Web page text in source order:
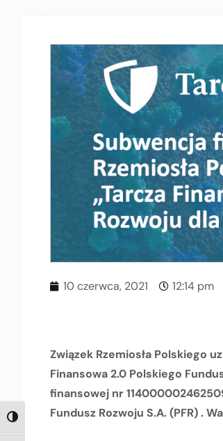
TOGGLE HIGH CONTRAST
10 czerwca, 2021 12:14 pm
Związek Rzemiosła Polskiego
Finansowa 2.0 Polskiego
finansowej nr
Fundusz Rozwoju S.A. (PFR) .